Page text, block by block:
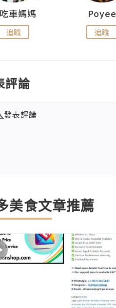
車媽媽
追蹤
Poyee
追蹤
評論
發表評論
美食文章推薦